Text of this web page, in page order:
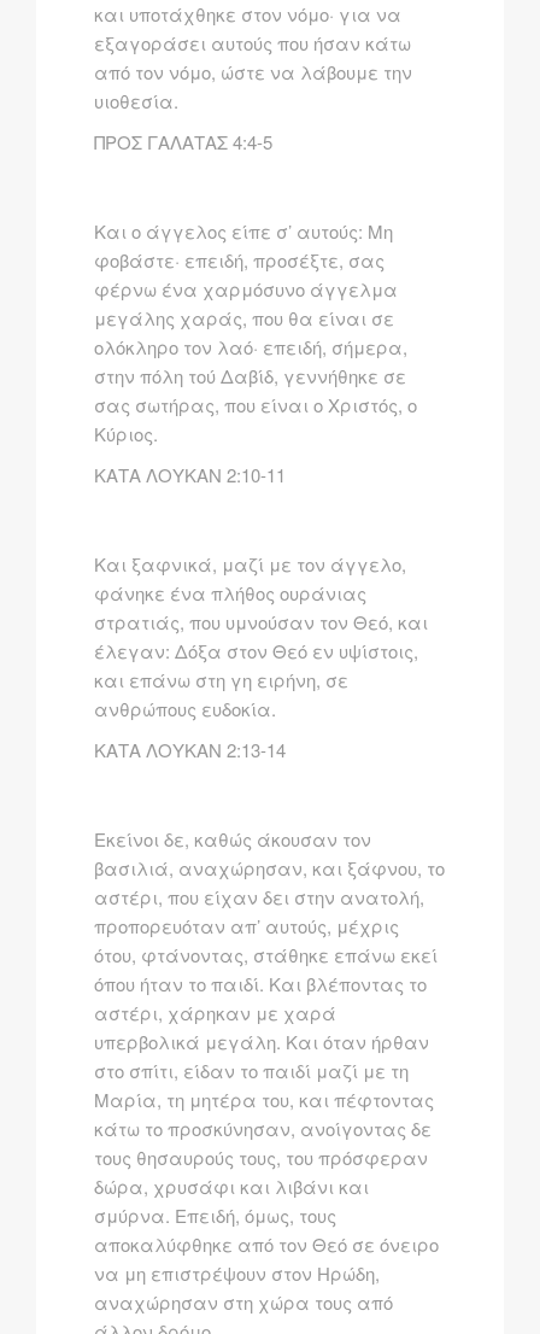
και υποτάχθηκε στον νόμο· για να
εξαγοράσει αυτούς που ήσαν κάτω
από τον νόμο, ώστε να λάβουμε την
υιοθεσία.
ΠΡΟΣ ΓΑΛΑΤΑΣ 4:4-5
Kαι ο άγγελος είπε σ’ αυτούς: Mη
φοβάστε· επειδή, προσέξτε, σας
φέρνω ένα χαρμόσυνο άγγελμα
μεγάλης χαράς, που θα είναι σε
ολόκληρο τον λαό· επειδή, σήμερα,
στην πόλη τού Δαβίδ, γεννήθηκε σε
σας σωτήρας, που είναι ο Xριστός, ο
Kύριος.
ΚΑΤΑ ΛΟΥΚΑΝ 2:10-11
Kαι ξαφνικά, μαζί με τον άγγελο,
φάνηκε ένα πλήθος ουράνιας
στρατιάς, που υμνούσαν τον Θεό, και
έλεγαν: Δόξα στον Θεό εν υψίστοις,
και επάνω στη γη ειρήνη, σε
ανθρώπους ευδοκία.
ΚΑΤΑ ΛΟΥΚΑΝ 2:13-14
Eκείνοι δε, καθώς άκουσαν τον
βασιλιά, αναχώρησαν, και ξάφνου, το
αστέρι, που είχαν δει στην ανατολή,
προπορευόταν απ’ αυτούς, μέχρις
ότου, φτάνοντας, στάθηκε επάνω εκεί
όπου ήταν το παιδί. Kαι βλέποντας το
αστέρι, χάρηκαν με χαρά
υπερβολικά μεγάλη. Kαι όταν ήρθαν
στο σπίτι, είδαν το παιδί μαζί με τη
Mαρία, τη μητέρα του, και πέφτοντας
κάτω το προσκύνησαν, ανοίγοντας δε
τους θησαυρούς τους, του πρόσφεραν
δώρα, χρυσάφι και λιβάνι και
σμύρνα. Eπειδή, όμως, τους
αποκαλύφθηκε από τον Θεό σε όνειρο
να μη επιστρέψουν στον Hρώδη,
αναχώρησαν στη χώρα τους από